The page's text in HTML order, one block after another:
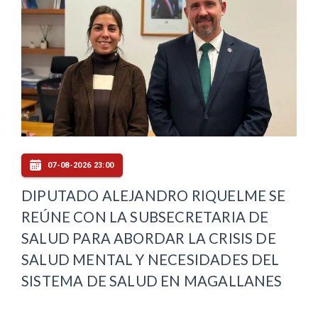
07-08-2026 23:00
DIPUTADO ALEJANDRO RIQUELME SE
REÚNE CON LA SUBSECRETARIA DE
SALUD PARA ABORDAR LA CRISIS DE
SALUD MENTAL Y NECESIDADES DEL
SISTEMA DE SALUD EN MAGALLANES